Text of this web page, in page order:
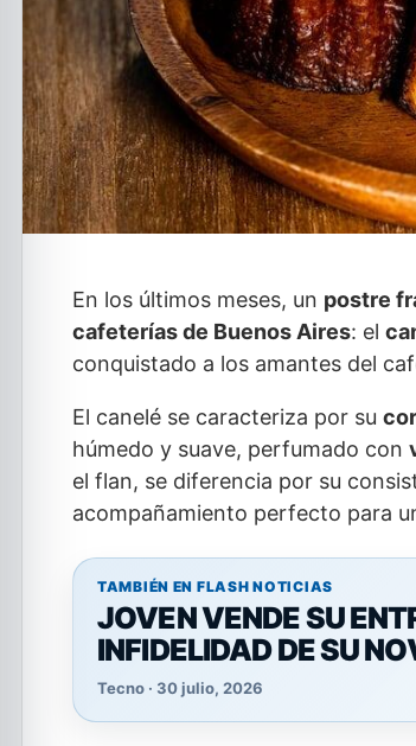
En los últimos meses, un postre
cafeterías de Buenos Aires: el
conquistado a los amantes del
El canelé se caracteriza por su
húmedo y suave, perfumado con
el flan, se diferencia por su
acompañamiento perfecto para
TAMBIÉN EN FLASH NOTICIAS
JOVEN VENDE SU
INFIDELIDAD DE SU
Tecno · 30 julio, 2026